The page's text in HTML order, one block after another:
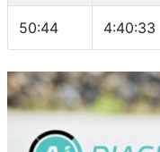
50:44 4:40:33